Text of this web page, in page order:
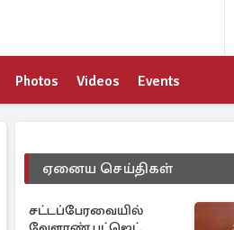
Photos Videos Events
ஏனைய செய்திகள்
சட்டப்பேரவையில்